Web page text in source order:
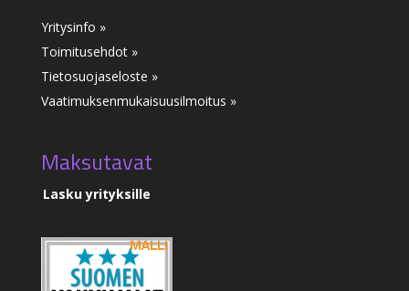
Yritysinfo »
Toimitusehdot »
Tietosuojaseloste »
Vaatimuksenmukaisuusilmoitus »
Maksutavat
Lasku yrityksille